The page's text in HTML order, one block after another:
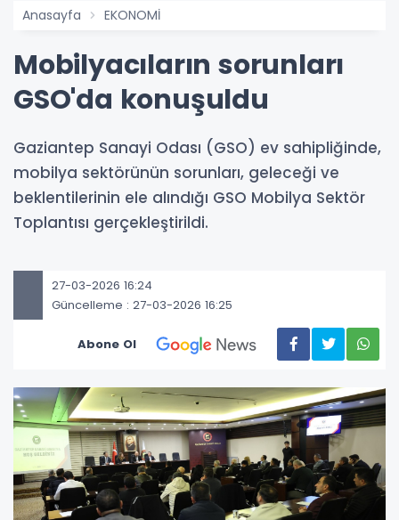
Anasayfa EKONOMİ
Mobilyacıların sorunları
GSO'da konuşuldu
Gaziantep Sanayi Odası (GSO) ev sahipliğinde,
mobilya sektörünün sorunları, geleceği ve
beklentilerinin ele alındığı GSO Mobilya Sektör
Toplantısı gerçekleştirildi.
27-03-2026 16:24
Güncelleme : 27-03-2026 16:25
Abone Ol